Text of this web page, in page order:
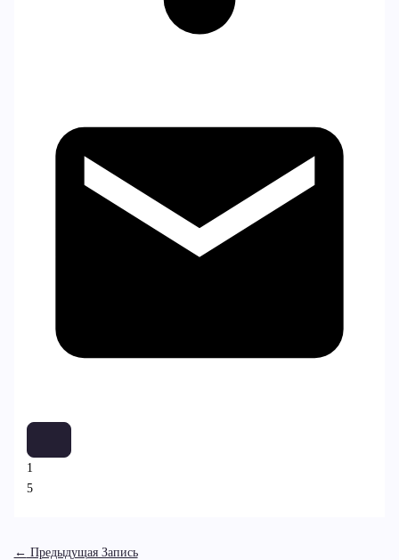
1
5
← Предыдущая Запись